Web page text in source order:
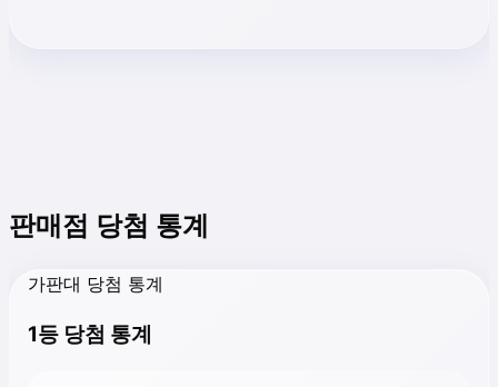
판매점 당첨 통계
가판대 당첨 통계
1등 당첨 통계